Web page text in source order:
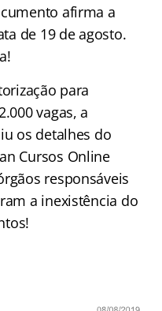
afirma a
de 19 de agosto.
para
vagas, a
os detalhes do
Cursos Online
responsáveis
a inexistência do